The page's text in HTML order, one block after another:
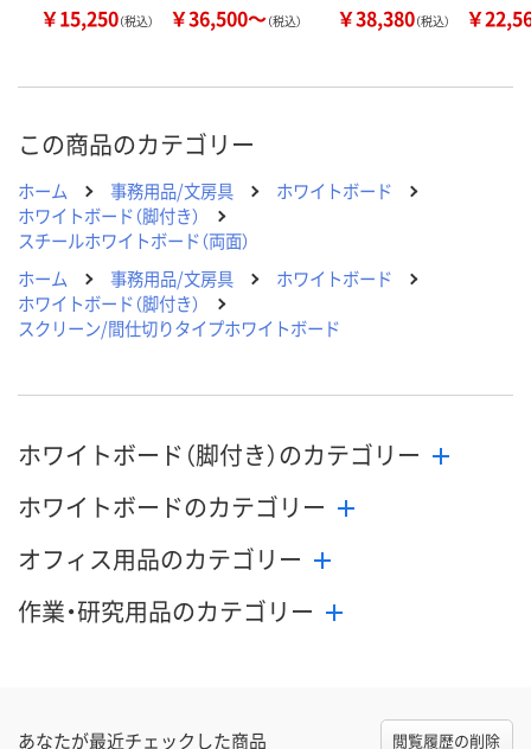
￥15,250（税込） ￥36,500～（税込） ￥38,380（税込） ￥
この商品のカテゴリー
ホーム 事務用品/文房具
ホワイトボード
ホワイトボード（脚付き）
スチールホワイトボード（両面）
ホーム
事務用品/文房具
ホワイトボード
ホワイトボード（脚付き）
スクリーン/間仕切りタイプホワイトボード
ホワイトボード（脚付き）のカテゴリー
ホワイトボードのカテゴリー
オフィス用品のカテゴリー
作業・研究用品のカテゴリー
あなたが最近チェックした商品 閲覧履歴の削除